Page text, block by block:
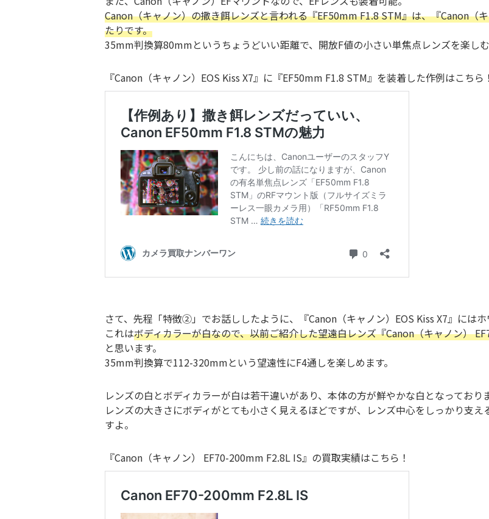
Canon（キャノン）の撒き餌レンズと言われる『EF50mm F1.8 STM』は、『Canon（
たりです。
35mm判換算80mmというちょうどいい距離で、開放F値の小さい単焦点レンズを楽しむ
『Canon（キャノン）EOS Kiss X7』に『EF50mm F1.8 STM』を装着した作例はこちら！
さて、先程「特徴②」でお話ししたように、『Canon（キャノン）EOS Kiss X7』にはホ
これはボディカラーが白なので、以前ご紹介した望遠白レンズ『Canon（キャノン）
と思います。
35mm判換算で112-320mmという望遠性にF4通しを楽しめます。
レンズの白とボディカラーが白は若干違いがあり、本体の方が鮮やかな白となっており
レンズの大きさにボディがとても小さく見えるほどですが、レンズ中心をしっかり支
すよ。
『Canon（キャノン） EF70-200mm F2.8L IS』の買取実績はこちら！